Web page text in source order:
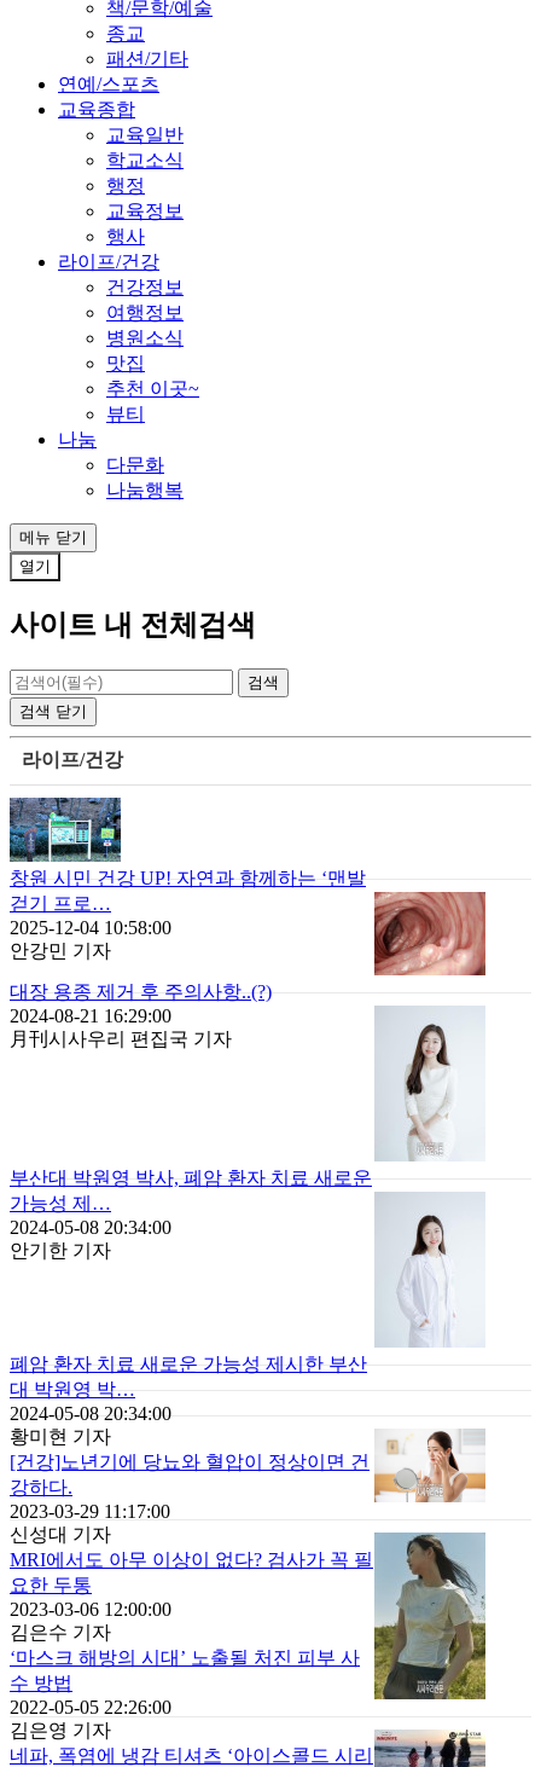
책/문학/예술
종교
패션/기타
연예/스포츠
교육종합
교육일반
학교소식
행정
교육정보
행사
라이프/건강
건강정보
여행정보
병원소식
맛집
추천 이곳~
뷰티
나눔
다문화
나눔행복
메뉴 닫기
열기
사이트 내 전체검색
검색 닫기
라이프/건강
창원 시민 건강 UP! 자연과 함께하는 ‘맨발
걷기 프로…
2025-12-04 10:58:00
안강민 기자
대장 용종 제거 후 주의사항..(?)
2024-08-21 16:29:00
月刊시사우리 편집국 기자
부산대 박원영 박사, 폐암 환자 치료 새로운
가능성 제…
2024-05-08 20:34:00
안기한 기자
폐암 환자 치료 새로운 가능성 제시한 부산
대 박원영 박…
2024-05-08 20:34:00
황미현 기자
[건강]노년기에 당뇨와 혈압이 정상이면 건
강하다.
2023-03-29 11:17:00
신성대 기자
MRI에서도 아무 이상이 없다? 검사가 꼭 필
요한 두통
2023-03-06 12:00:00
김은수 기자
‘마스크 해방의 시대’ 노출될 처진 피부 사
수 방법
2022-05-05 22:26:00
김은영 기자
네파, 폭염에 냉감 티셔츠 ‘아이스콜드 시리